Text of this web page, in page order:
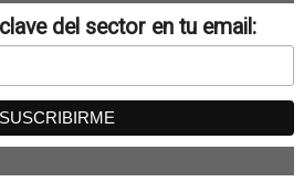
del sector en tu email: